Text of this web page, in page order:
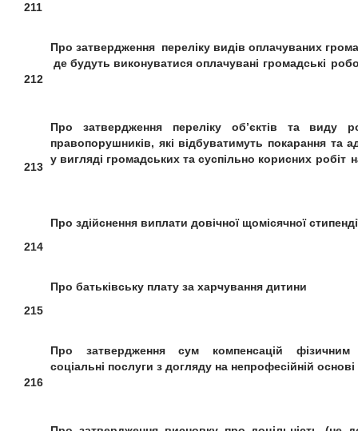
211
212
Про затвердження переліку видів оплачуваних
де будуть виконуватися оплачувані громадські
213
Про затвердження переліку об’єктів та виду
правопорушників, які відбуватимуть покарання та
у вигляді громадських та суспільно корисних робіт
214
Про здійснення виплати довічної щомісячної
215
Про батьківську плату за харчування дитини
216
Про затвердженнясум компенсацій
соціальні послуги з догляду на непрофесійній основі